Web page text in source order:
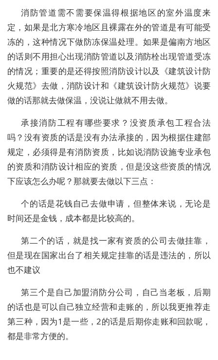
消防管道需不需要保温得根据地区的室外温度来
定，如果是北方寒冷地区且裸露在外的管道是有可能受
冻的，这种情况下做防冻保温处理。如果是偏南方地区
的话则不用担心出现消防管道以及消防栓出现管道受冻
的情况；重要的是还得按照消防设计以及《建筑设计防
火规范》去做，消防设计和《建筑设计防火规范》说要
做的话那就去做保温，没说让做就不用去做。
承接消防工程有哪些要求？没资质承包工程合法
吗？没有资质的话是没有办法承接的，因为根据住建部
规定，必须得是有消防资质，比如说消防设施专业承包
的资质和消防设计相应的资质，但是没这些资质的情况
下应该怎么办呢？那就要去做以下三点：
个的话是花钱自己去做申请，但整体来说，无论是
时间还是金钱，成本都是比较高的。
第二个的话，就是找一家有资质的公司去做挂靠，
但是现在国家出台了相关规定挂靠的话是违法的，所以
也不建议
第三个是自己加盟消防分公司，自己当老板，后期
的话也是可以自己独立经营和走账的，所以我更推荐走
第三种，因为1是一些，2的话是后期你走账和回款呢，
都是非常方便的。